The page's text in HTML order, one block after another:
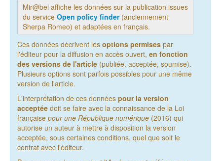
Mir@bel affiche les données sur la publication issues
du service Open policy finder(anciennement
Sherpa Romeo) et adaptées en français.
Ces données décrivent les options permises par
l'éditeur pour la diffusion en accès ouvert, en fonction
des versions de l'article (publiée, acceptée, soumise).
Plusieurs options sont parfois possibles pour une même
version de l'article.
L'interprétation de ces données pour la version
acceptée doit se faire avec la connaissance de la Loi
française pour une République numérique (2016) qui
autorise un auteur à mettre à disposition la version
acceptée, sous certaines conditions, quel que soit le
contrat avec l'éditeur.